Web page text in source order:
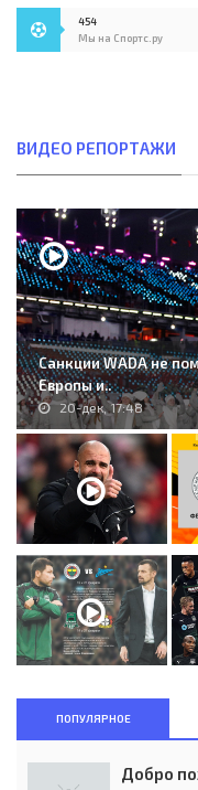
454
Мы на Спортс.ру
ВИДЕО РЕПОРТАЖИ
Санкции WADA не
Европы и..
20-дек, 17:48
ПОПУЛЯРНОЕ
Добро